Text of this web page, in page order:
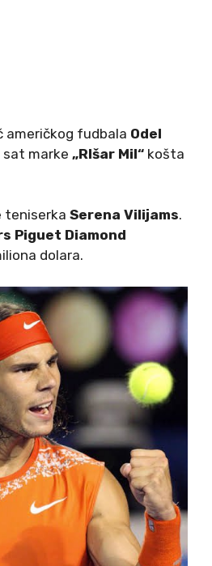
američkog fudbala Odel
sat marke „RIšar Mil“ košta
teniserka Serena Vilijams.
Piguet Diamond
dolara.